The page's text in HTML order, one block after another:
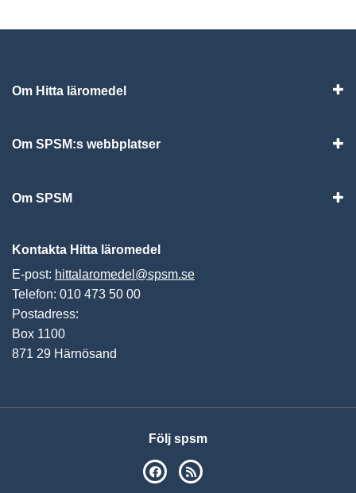
Om Hitta läromedel
Om SPSM:s webbplatser
Om SPSM
Kontakta Hitta läromedel
E-post: hittalaromedel@spsm.se
Telefon: 010 473 50 00
Postadress:
Box 1100
871 29 Härnösand
Följ spsm
SPSM på Facebook